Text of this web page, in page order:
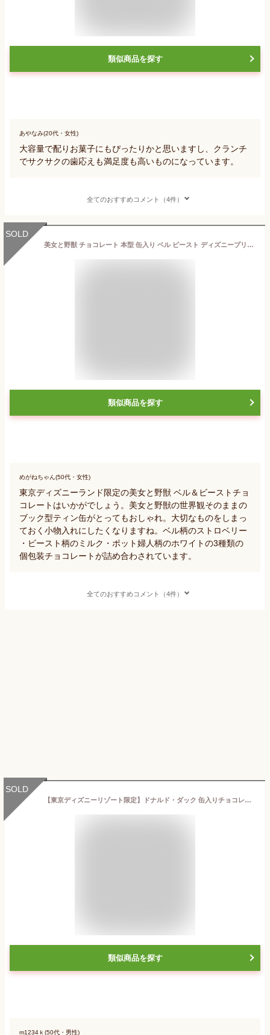
類似商品を探す
あやなみ(20代・女性)
大容量で配りお菓子にもぴったりかと思いますし、クランチ
でサクサクの歯応えも満足度も高いものになっています。
全てのおすすめコメント（4件）
SOLD
美女と野獣 チョコレート 本型 缶入り ベル ビースト ディズニープリンセス お菓子 ディズニー グッズ お土産【東京ディズニーランド限定】
類似商品を探す
めがねちゃん(50代・女性)
東京ディズニーランド限定の美女と野獣 ベル＆ビーストチョ
コレートはいかがでしょう。美女と野獣の世界観そのままの
ブック型ティン缶がとってもおしゃれ。大切なものをしまっ
ておく小物入れにしたくなりますね。ベル柄のストロベリー
・ビースト柄のミルク・ポット婦人柄のホワイトの3種類の
個包装チョコレートが詰め合わされています。
全てのおすすめコメント（4件）
SOLD
【東京ディズニーリゾート限定】ドナルド・ダック 缶入りチョコレートクランチ ミッキー＆フレンズ ミルクチョコレート お菓子 お土産 ディズニー
類似商品を探す
m1234ｋ(50代・男性)